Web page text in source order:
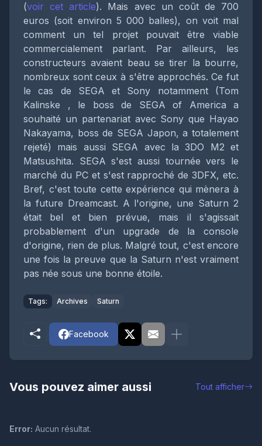
(voir cet article). Mais avec un coût de 700
euros (soit environ 5 000 balles), on voit mal
comment un tel projet pouvait être viable
commercialement parlant. Par ailleurs, les
constructeurs avaient beau se tirer la bourre,
nombreux sont ceux à s'être approchés. Ce fut
le cas de SEGA et Sony notamment (Tom
Kalinske , le boss de SEGA of America a
souhaité un partenariat avec Sony que Hayao
Nakayama, boss de SEGA Japon, a totalement
rejeté) mais aussi SEGA avec la 3DO M2 et
Matsushita. SEGA s'est aussi tournée vers le
marché du PC et s'est rapproché de 3DFX, etc.
Bref, c'est toute cette expérience qui mènera à
la future Dreamcast. A l'origine, une Saturn 2
était bel et bien prévue, mais il s'agissait
probablement d'un upgrade de la console
d'origine, rien de plus. Malgré tout, c'est encore
une fois la preuve que la Saturn n'est vraiment
pas née sous une bonne étoile.
Tags: Archives Saturn
Facebook
Vous pouvez aimer aussi Tout afficher
Error: Aucun résultat.